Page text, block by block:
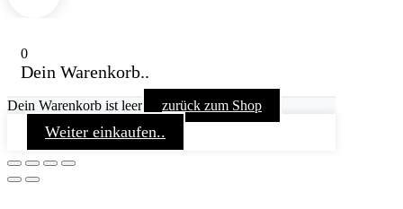
0
Dein Warenkorb..
Dein Warenkorb ist leer zurück zum Shop
Weiter einkaufen..